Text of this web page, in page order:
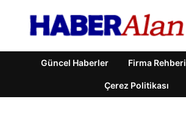
Güncel Haberler Firma Rehberi
Çerez Politikası